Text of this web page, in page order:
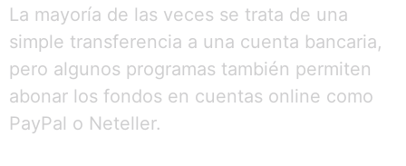
La mayoría de las veces se trata de una
simple transferencia a una cuenta bancaria,
pero algunos programas también permiten
abonar los fondos en cuentas online como
PayPal o Neteller.